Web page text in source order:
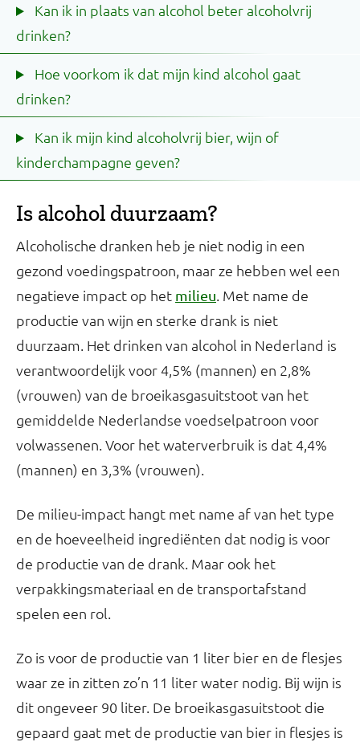
Kan ik in plaats van alcohol beter alcoholvrij
drinken?
Hoe voorkom ik dat mijn kind alcohol gaat
drinken?
Kan ik mijn kind alcoholvrij bier, wijn of
kinderchampagne geven?
Is alcohol duurzaam?
Alcoholische dranken heb je niet nodig in een
gezond voedingspatroon, maar ze hebben wel een
negatieve impact op het milieu. Met name de
productie van wijn en sterke drank is niet
duurzaam. Het drinken van alcohol in Nederland is
verantwoordelijk voor 4,5% (mannen) en 2,8%
(vrouwen) van de broeikasgasuitstoot van het
gemiddelde Nederlandse voedselpatroon voor
volwassenen. Voor het waterverbruik is dat 4,4%
(mannen) en 3,3% (vrouwen).
De milieu-impact hangt met name af van het type
en de hoeveelheid ingrediënten dat nodig is voor
de productie van de drank. Maar ook het
verpakkingsmateriaal en de transportafstand
spelen een rol.
Zo is voor de productie van 1 liter bier en de flesjes
waar ze in zitten zo’n 11 liter water nodig. Bij wijn is
dit ongeveer 90 liter. De broeikasgasuitstoot die
gepaard gaat met de productie van bier in flesjes is